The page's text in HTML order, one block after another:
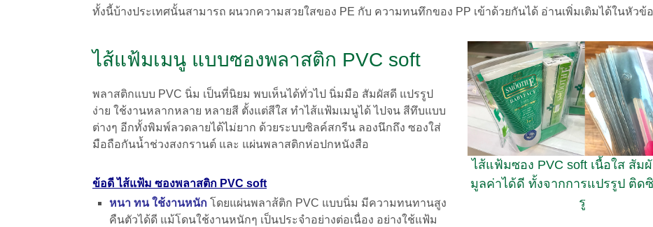
ทั้งนี้บ้างประเทศนั้นสามารถ ผนวกความสวยใสของ PE กับ ความทนทึกของ PP เข้าด้วยกันได้ อ่านเพิ่มเติมได้ในหัวข้
ไส้แฟ้มเมนู แบบซองพลาสติก PVC soft
พลาสติกแบบ PVC นิ่ม เป็นที่นิยม พบเห็นได้ทั่วไป นิ่มมือ สัมผัสดี แปรรูป
ง่าย ใช้งานหลากหลาย หลายสี ตั้งแต่สีใส ทำไส้แฟ้มเมนูได้ ไปจน สีทึบแบบ
ต่างๆ อีกทั้งพิมพ์ลวดลายได้ไม่ยาก ด้วยระบบซิลค์สกรีน ลองนึกถึง ซองใส่
มือถือกันน้ำช่วงสงกรานต์ และ แผ่นพลาสติกห่อปกหนังสือ
ข้อดี ไส้แฟ้ม ซองพลาสติก PVC soft
หนา ทน ใช้งานหนัก โดยแผ่นพลาส้ติก PVC แบบนิ่ม มีความทนทานสูง
คืนตัวได้ดี แม้โดนใช้งานหนักๆ เป็นประจำอย่างต่อเนื่อง อย่างใช้แฟ้ม
ไส้แฟ้มซอง PVC soft เนื้อใส สัม
มูลค่าได้ดี ทั้งจากการแปรรูป ติดซิ
รู